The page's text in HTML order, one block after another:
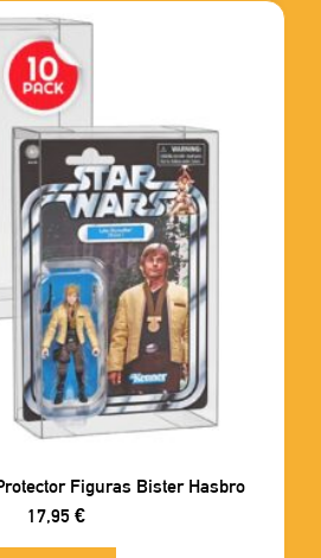
Figuras Bister Hasbro
17,95 €